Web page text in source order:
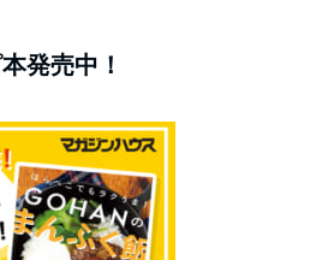
発売中！